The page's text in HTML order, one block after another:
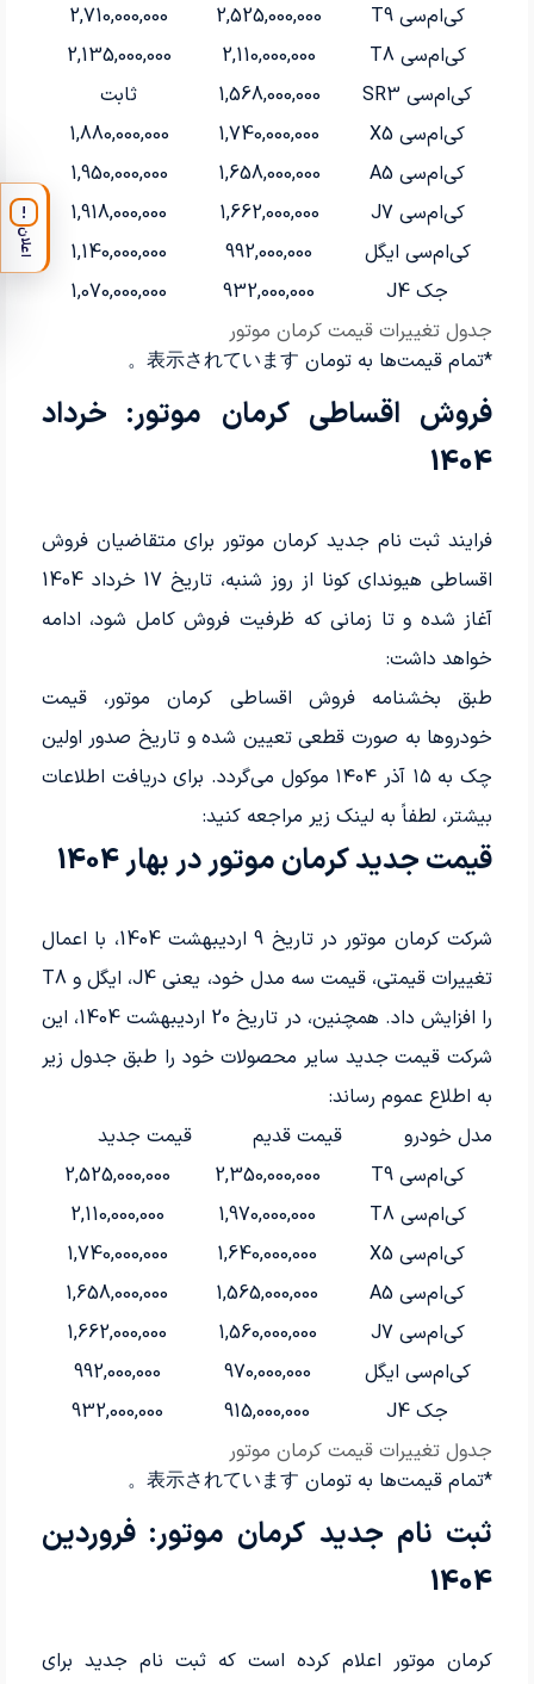
جدول تغییرات قیمت کرمان موتور
کی‌ام‌سی T9
2,525,000,000
2,710,000,000
کی‌ام‌سی T8
2,110,000,000
2,135,000,000
کی‌ام‌سی SR3
1,568,000,000
ثابت
کی‌ام‌سی X5
1,740,000,000
1,880,000,000
کی‌ام‌سی A5
1,658,000,000
1,950,000,000
کی‌ام‌سی J7
1,662,000,000
1,918,000,000
کی‌ام‌سی ایگل
992,000,000
1,140,000,000
جک J4
932,000,000
1,070,000,000
*تمام قیمت‌ها به تومان 表示されています。
فروش اقساطی کرمان موتور: خرداد
1404
فرایند ثبت نام جدید کرمان موتور برای متقاضیان فروش
اقساطی هیوندای کونا از روز شنبه، تاریخ 17 خرداد 1404
آغاز شده و تا زمانی که ظرفیت فروش کامل شود، ادامه
خواهد داشت:
طبق بخشنامه فروش اقساطی کرمان موتور، قیمت
خودروها به صورت قطعی تعیین شده و تاریخ صدور اولین
چک به ۱۵ آذر ۱۴۰۴ موکول می‌گردد. برای دریافت اطلاعات
بیشتر، لطفاً به لینک زیر مراجعه کنید:
قیمت جدید کرمان موتور در بهار 1404
شرکت کرمان موتور در تاریخ 9 اردیبهشت 1404، با اعمال
تغییرات قیمتی، قیمت سه مدل خود، یعنی J4، ایگل و T8
را افزایش داد. همچنین، در تاریخ 20 اردیبهشت 1404، این
شرکت قیمت جدید سایر محصولات خود را طبق جدول زیر
به اطلاع عموم رساند:
جدول تغییرات قیمت کرمان موتور
مدل خودرو قیمت قدیم
قیمت جدید
کی‌ام‌سی T9
2,350,000,000
2,525,000,000
کی‌ام‌سی T8
1,970,000,000
2,110,000,000
کی‌ام‌سی X5
1,640,000,000
1,740,000,000
کی‌ام‌سی A5
1,565,000,000
1,658,000,000
کی‌ام‌سی J7
1,560,000,000
1,662,000,000
کی‌ام‌سی ایگل
970,000,000
992,000,000
جک J4
915,000,000
932,000,000
*تمام قیمت‌ها به تومان 表示されています。
ثبت نام جدید کرمان موتور: فروردین
1404
کرمان موتور اعلام کرده است که ثبت نام جدید برای
!
اعلان